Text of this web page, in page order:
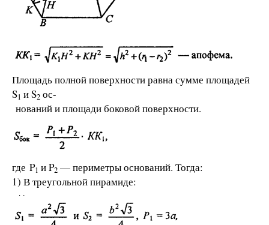
Площадь полной поверхности равна сумме площадей
S1 и S2 ос-
нований и площади боковой поверхности.
где P1 и P2 — периметры оснований. Тогда:
1) В треугольной пирамиде: